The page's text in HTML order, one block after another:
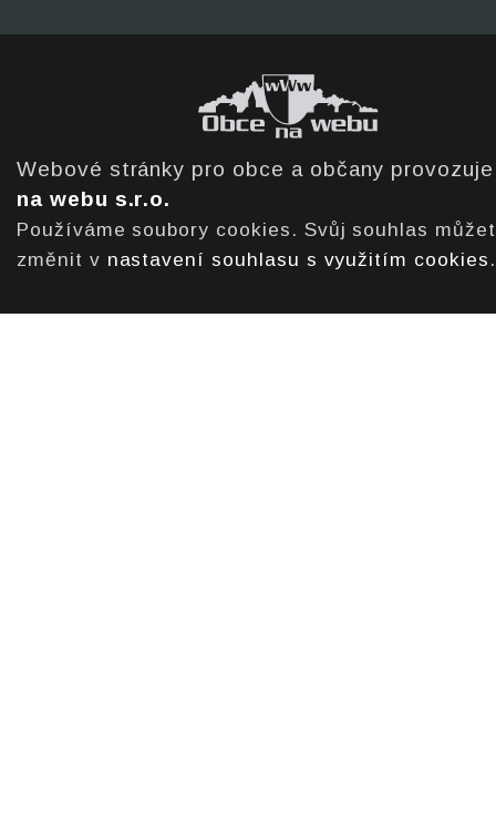
Webové stránky pro obce a občany
na webu s.r.o.
Používáme soubory cookies. Svůj souhlas
změnit v nastavení souhlasu s využitím cookies .